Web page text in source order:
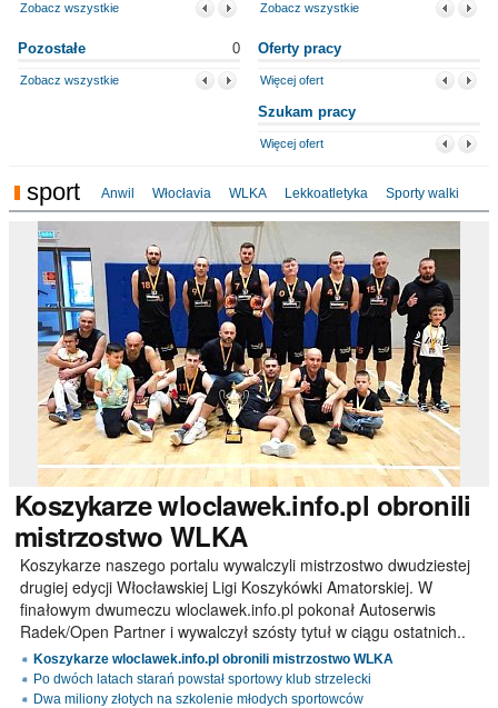
Zobacz wszystkie Zobacz wszystkie
Pozostałe 0
Zobacz wszystkie
Oferty pracy
Więcej ofert
Szukam pracy
Więcej ofert
sport Anwil Włocłavia WLKA Lekkoatletyka Sporty walki
Koszykarzewloclawek.info.pl obronili
mistrzostwo WLKA
Koszykarze naszego portalu wywalczyli mistrzostwo dwudziestej
drugiej edycji Włocławskiej Ligi Koszykówki Amatorskiej. W
finałowym dwumeczu wloclawek.info.pl pokonał Autoserwis
Radek/Open Partner i wywalczył szósty tytuł w ciągu ostatnich..
Koszykarze wloclawek.info.pl obronili mistrzostwo WLKA
Po dwóch latach starań powstał sportowy klub strzelecki
Dwa miliony złotych na szkolenie młodych sportowców